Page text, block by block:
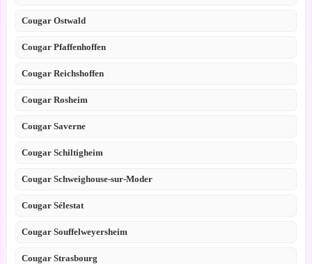
Cougar Ostwald
Cougar Pfaffenhoffen
Cougar Reichshoffen
Cougar Rosheim
Cougar Saverne
Cougar Schiltigheim
Cougar Schweighouse-sur-Moder
Cougar Sélestat
Cougar Souffelweyersheim
Cougar Strasbourg